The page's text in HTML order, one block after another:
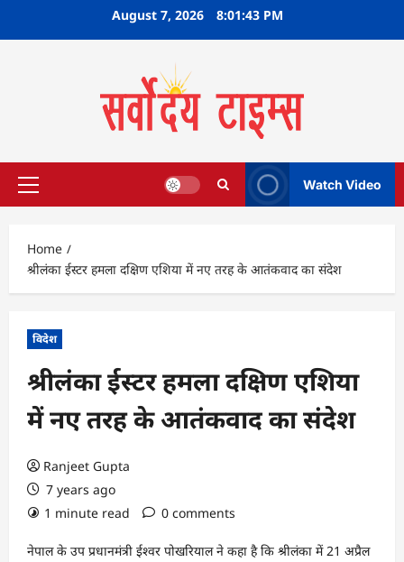
August 7, 2026 8:01:44 PM
Primary
Watch Video
Home
श्रीलंका ईस्टर हमला दक्षिण एशिया में नए तरह के आतंकवाद का संदेश
विदेश
श्रीलंका ईस्टर हमला दक्षिण एशिया
में नए तरह के आतंकवाद का संदेश
Ranjeet Gupta
7 years ago
1 minute read
0 comments
नेपाल के उप प्रधानमंत्री ईश्वर पोखरियाल ने कहा है कि श्रीलंका में 21 अप्रैल